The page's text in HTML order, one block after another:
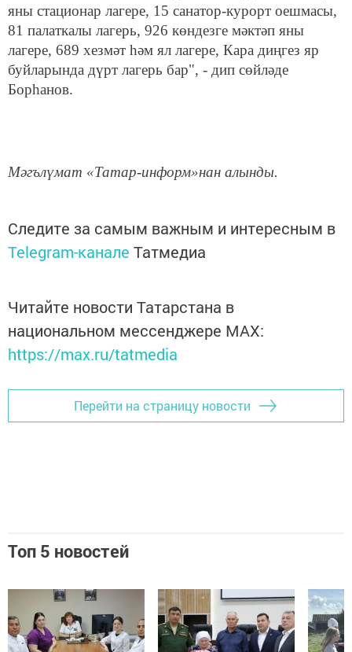
яны стационар лагере, 15 санатор-курорт оешмасы,
81 палаткалы лагерь, 926 көндезге мәктәп яны
лагере, 689 хезмәт һәм ял лагере, Кара диңгез яр
буйларында дүрт лагерь бар", - дип сөйләде
Борһанов.
Мәгълүмат «Татар-информ»нан алынды.
Следите за самым важным и интересным в
Telegram-канале Татмедиа
Читайте новости Татарстана в
национальном мессенджере MАХ:
https://max.ru/tatmedia
Перейти на страницу новости
Топ 5 новостей